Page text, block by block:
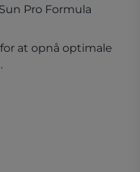
Pro Formula
at opnå optimale